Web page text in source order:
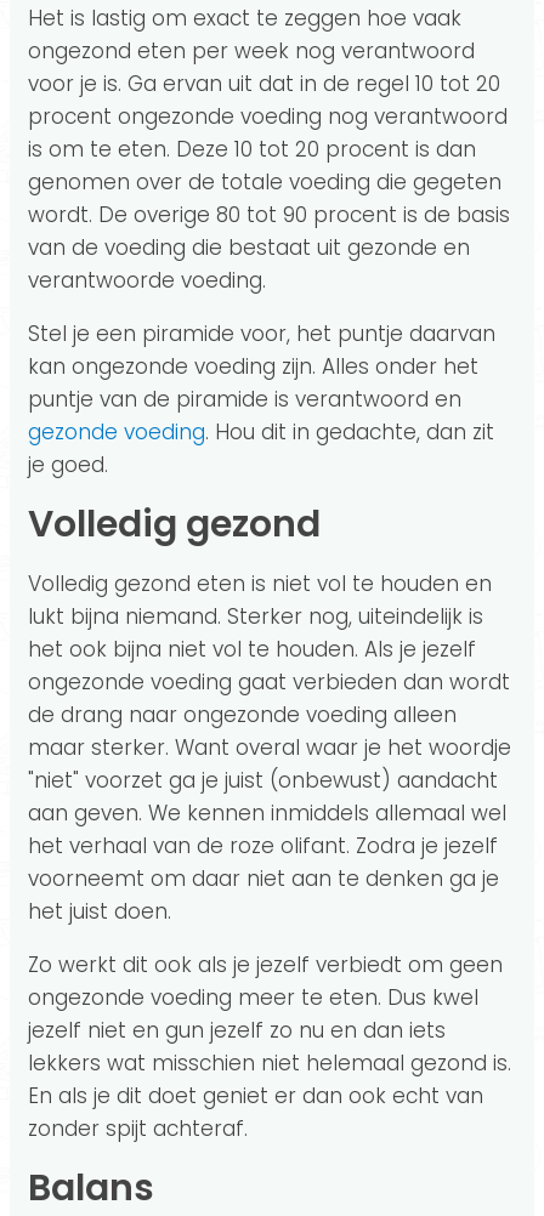
Het is lastig om exact te zeggen hoe vaak
ongezond eten per week nog verantwoord
voor je is. Ga ervan uit dat in de regel 10 tot 20
procent ongezonde voeding nog verantwoord
is om te eten. Deze 10 tot 20 procent is dan
genomen over de totale voeding die gegeten
wordt. De overige 80 tot 90 procent is de basis
van de voeding die bestaat uit gezonde en
verantwoorde voeding.
Stel je een piramide voor, het puntje daarvan
kan ongezonde voeding zijn. Alles onder het
puntje van de piramide is verantwoord en
gezonde voeding. Hou dit in gedachte, dan zit
je goed.
Volledig gezond
Volledig gezond eten is niet vol te houden en
lukt bijna niemand. Sterker nog, uiteindelijk is
het ook bijna niet vol te houden. Als je jezelf
ongezonde voeding gaat verbieden dan wordt
de drang naar ongezonde voeding alleen
maar sterker. Want overal waar je het woordje
"niet" voorzet ga je juist (onbewust) aandacht
aan geven. We kennen inmiddels allemaal wel
het verhaal van de roze olifant. Zodra je jezelf
voorneemt om daar niet aan te denken ga je
het juist doen.
Zo werkt dit ook als je jezelf verbiedt om geen
ongezonde voeding meer te eten. Dus kwel
jezelf niet en gun jezelf zo nu en dan iets
lekkers wat misschien niet helemaal gezond is.
En als je dit doet geniet er dan ook echt van
zonder spijt achteraf.
Balans